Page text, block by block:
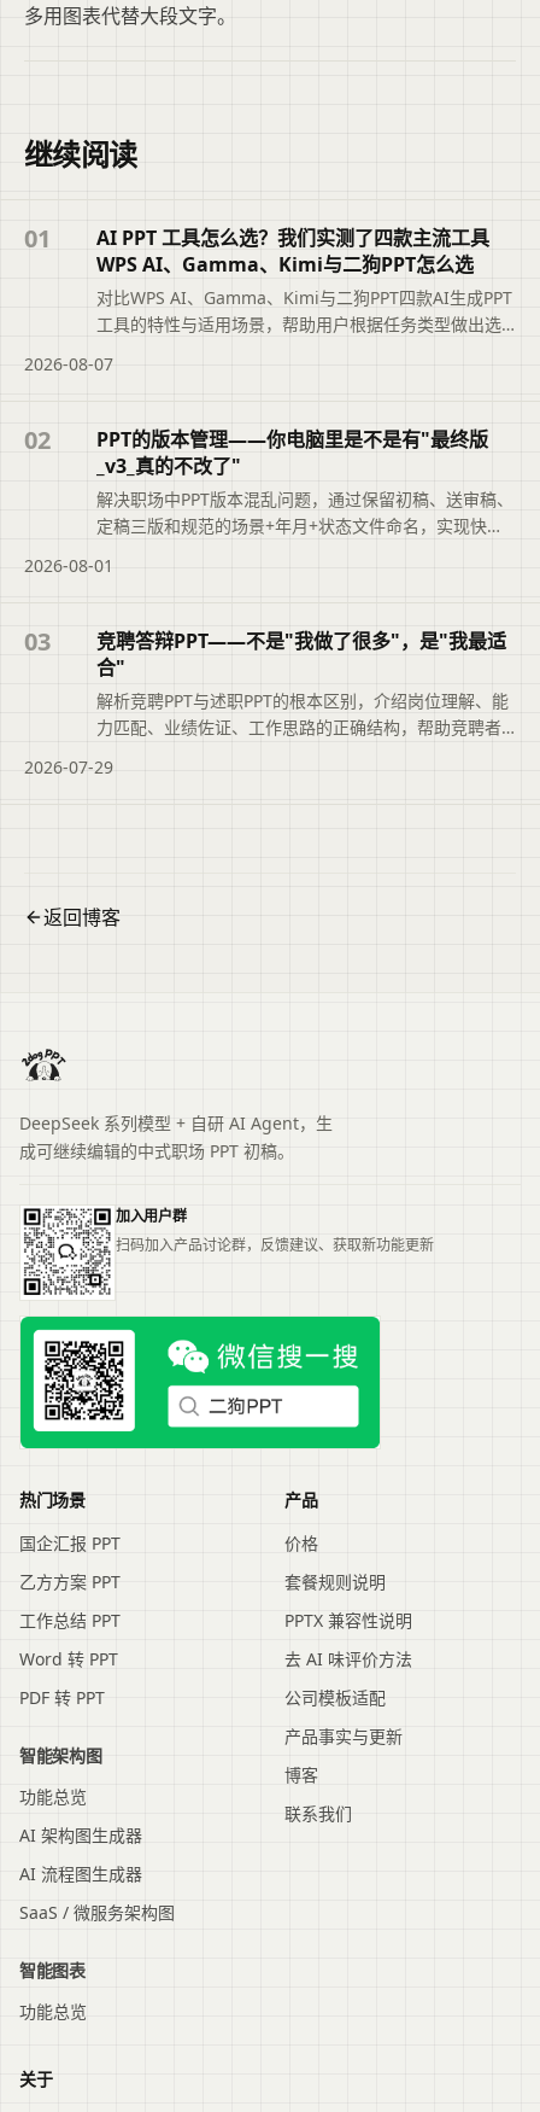
多用图表代替大段文字。
继续阅读
01
AI PPT 工具怎么选？我们实测了四款主流工具
WPS AI、Gamma、Kimi与二狗PPT怎么选
对比WPS AI、Gamma、Kimi与二狗PPT四款AI生成PPT
工具的特性与适用场景，帮助用户根据任务类型做出选
2026-08-07
02
PPT的版本管理——你电脑里是不是有"最终版
_v3_真的不改了"
解决职场中PPT版本混乱问题，通过保留初稿、送审稿、
定稿三版和规范的场景+年月+状态文件命名，实现快速
2026-08-01
03
竞聘答辩PPT——不是"我做了很多"，是"我最适
合"
解析竞聘PPT与述职PPT的根本区别，介绍岗位理解、能
力匹配、业绩佐证、工作思路的正确结构，帮助竞聘者
2026-07-29
返回博客
DeepSeek 系列模型 + 自研 AI Agent，生
成可继续编辑的中式职场 PPT 初稿。
加入用户群
扫码加入产品讨论群，反馈建议、获取新功能更新
热门场景
国企汇报 PPT
乙方方案 PPT
工作总结 PPT
Word 转 PPT
PDF 转 PPT
智能架构图
功能总览
AI 架构图生成器
AI 流程图生成器
SaaS / 微服务架构图
智能图表
功能总览
产品
价格
套餐规则说明
PPTX 兼容性说明
去 AI 味评价方法
公司模板适配
产品事实与更新
博客
联系我们
关于